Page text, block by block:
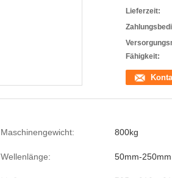
Lieferzeit:
Fähigkeit:
Maschinengewicht: 800kg
Wellenlänge: 50mm-250mm